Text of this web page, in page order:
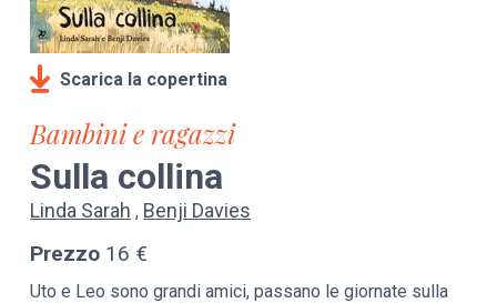
Scarica la copertina
Bambini e ragazzi
Sulla collina
Linda Sarah Benji Davies
Prezzo 16 €
Uto e Leo sono grandi amici, passano le giornate sulla